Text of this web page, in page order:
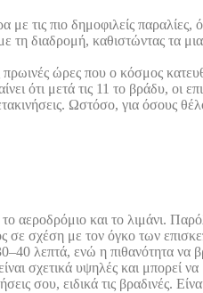
τις πιο δημοφιλείς παραλίες,
τη διαδρομή, καθιστώντας τα
πρωινές ώρες που ο κόσμος
ότι μετά τις 11 το βράδυ, οι
Ωστόσο, για όσους
το αεροδρόμιο και το λιμάνι.
σε σχέση με τον όγκο των
λεπτά, ενώ η πιθανότητα να
σχετικά υψηλές και μπορεί να
σου, ειδικά τις βραδινές.